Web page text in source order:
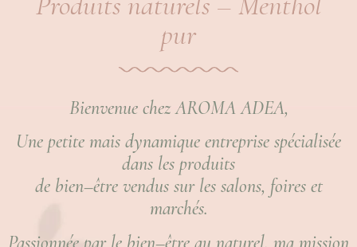
pur
Bienvenue chez AROMA ADEA,
Une petite mais dynamique entreprise spécialisée
dans les produits
de bien–être vendus sur les salons, foires et
marchés.
Passionnée par le bien–être au naturel, ma mission